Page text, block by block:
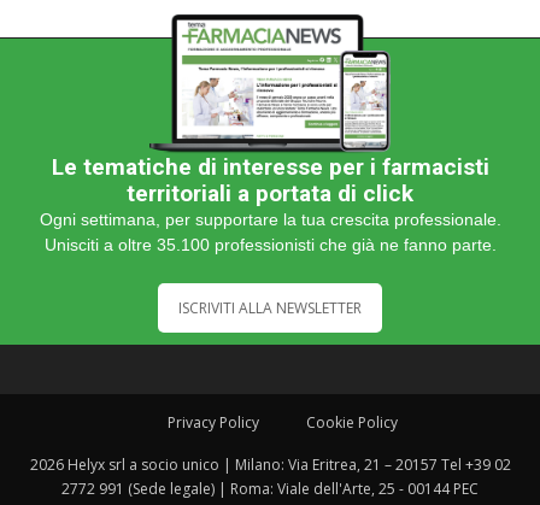
Le tematiche di interesse per i farmacisti
territoriali a portata di click
Ogni settimana, per supportare la tua crescita professionale.
Unisciti a oltre 35.100 professionisti che già ne fanno parte.
ISCRIVITI ALLA NEWSLETTER
Privacy Policy Cookie Policy
2026 Helyx srl a socio unico | Milano: Via Eritrea, 21 – 20157 Tel +39 02
2772 991 (Sede legale) | Roma: Viale dell'Arte, 25 - 00144 PEC